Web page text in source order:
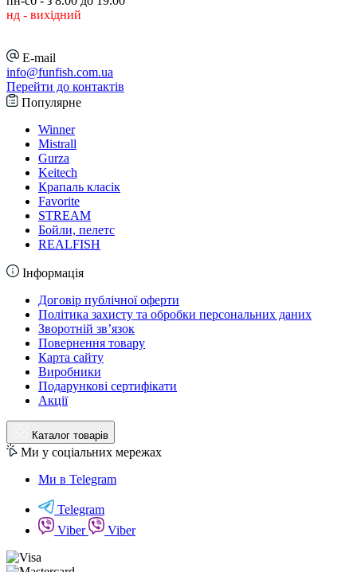
нд - вихідний
E-mail
info@funfish.com.ua
Перейти до контактів
Популярне
Winner
Mistrall
Gurza
Keitech
Крапаль класік
Favorite
STREAM
Бойли, пелетс
REALFISH
Інформація
Договір публічної оферти
Політика захисту та обробки персональних даних
Зворотній зв’язок
Повернення товару
Карта сайту
Виробники
Подарункові сертифікати
Акції
Каталог товарів
Ми у соціальних мережах
Ми в Telegram
Telegram
Viber
Viber